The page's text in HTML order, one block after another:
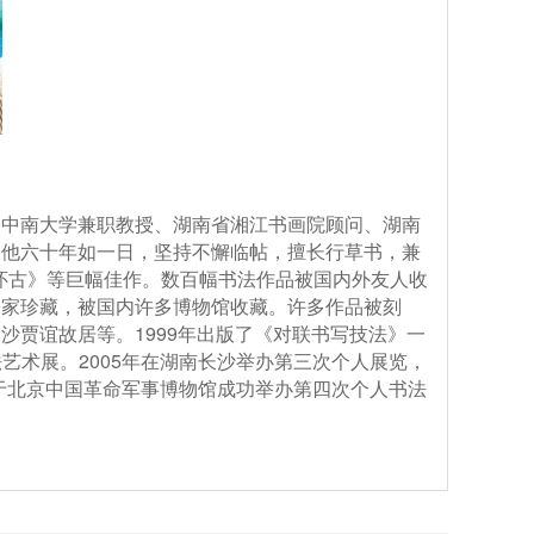
南大学兼职教授、湖南省湘江书画院顾问、湖南
六十年如一日，坚持不懈临帖，擅长行草书，兼
》等巨幅佳作。数百幅书法作品被国内外友人收
珍藏，被国内许多博物馆收藏。许多作品被刻
贾谊故居等。 1999年出版了《对联书写技法》一
术展。 2005年在湖南长沙举办第三次个人展览，
北京中国革命军事博物馆成功举办第四次个人书法